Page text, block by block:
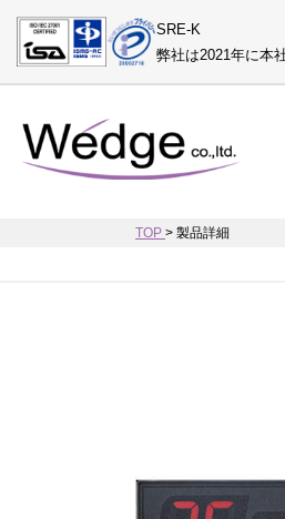
SRE-K
弊社は2021年に本
TOP > 製品詳細